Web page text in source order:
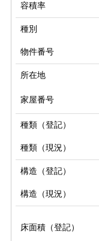
容積率
種別
物件番号
所在地
家屋番号
種類（登記）
種類（現況）
構造（登記）
構造（現況）
床面積（登記）